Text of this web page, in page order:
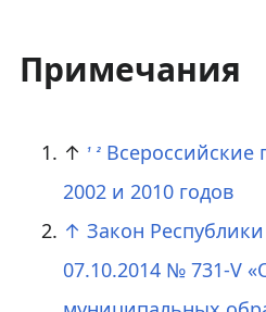
Примечания
↑ 1 2
Всероссийские
2002 и 2010 годов
↑ Закон
07.10.2014 № 731-V